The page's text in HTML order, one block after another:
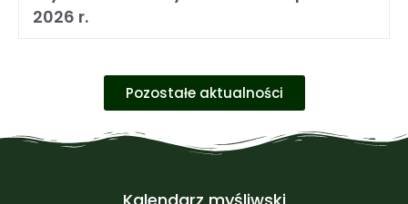
2026 r.
Pozostałe aktualności